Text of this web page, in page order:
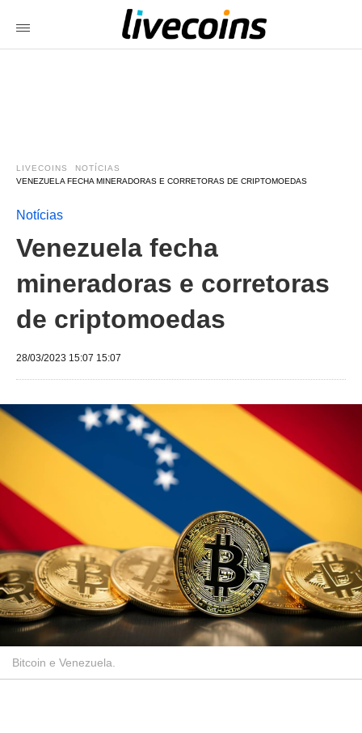
LIVECOINS
NOTÍCIAS
VENEZUELA FECHA MINERADORAS E CORRETORAS DE CRIPTOMOEDAS
Notícias
Venezuela fecha
mineradoras e corretoras
de criptomoedas
28/03/2023 15:07 15:07
Bitcoin e Venezuela.